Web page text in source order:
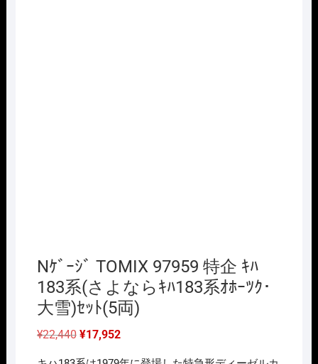
Nｹﾞｰｼﾞ TOMIX 97959 特企 ｷﾊ
183系(さよならｷﾊ183系ｵﾎｰﾂｸ･
大雪)ｾｯﾄ(5両)
¥22,440 元
価
¥17,952現